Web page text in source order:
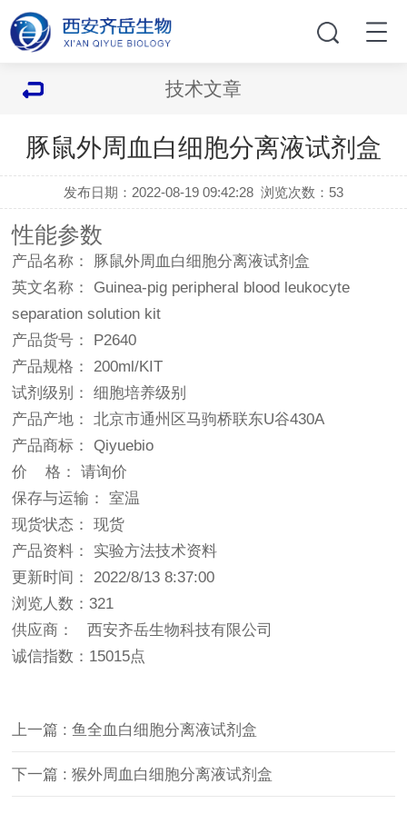
技术文章
豚鼠外周血白细胞分离液试剂盒
发布日期：2022-08-19 09:42:28 浏览次数： 53
性能参数
产品名称： 豚鼠外周血白细胞分离液试剂盒
英文名称： Guinea-pig peripheral blood leukocyte
separation solution kit
产品货号： P2640
产品规格： 200ml/KIT
试剂级别： 细胞培养级别
产品产地： 北京市通州区马驹桥联东U谷430A
产品商标： Qiyuebio
价 格： 请询价
保存与运输： 室温
现货状态： 现货
产品资料： 实验方法技术资料
更新时间： 2022/8/13 8:37:00
浏览人数：321
供应商： 西安齐岳生物科技有限公司
诚信指数： 15015点
上一篇 : 鱼全血白细胞分离液试剂盒
下一篇 : 猴外周血白细胞分离液试剂盒